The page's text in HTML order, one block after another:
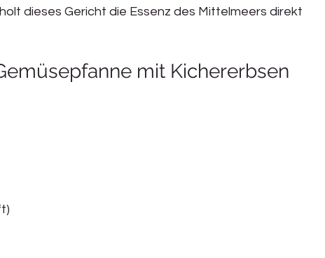
dieses Gericht die Essenz des Mittelmeers direkt
mit Kichererbsen